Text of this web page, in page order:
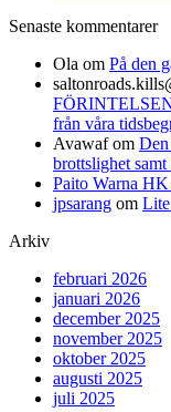
Senaste kommentarer
Ola om På den
FÖRINTELSEN
från våra
Avawafom
brottslighet
Paito Warna
jpsarang om
Arkiv
februari 2026
januari 2026
december 2025
november 2025
oktober 2025
augusti 2025
juli 2025